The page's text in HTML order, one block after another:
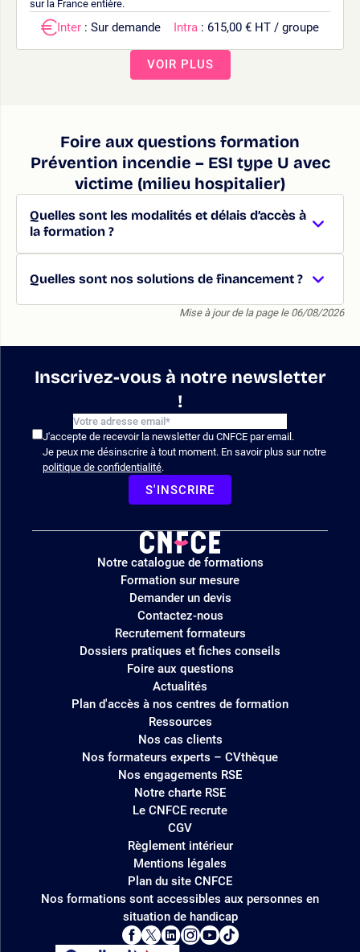
sur la France entière.
Inter : Sur demande Intra : 615,00 € HT / groupe
VOIR PLUS
Foire aux questions formation
Prévention incendie – ESI type U avec
victime (milieu hospitalier)
Quelles sont les modalités et délais d’accès à
la formation ?
Quelles sont nos solutions de financement ?
Mise à jour de la page le 06/08/2026
Inscrivez-vous à notre newsletter
!
J'accepte de recevoir la newsletter du CNFCE par email.
Je peux me désinscrire à tout moment. En savoir plus sur notre
politique de confidentialité.
S'INSCRIRE
Logo
site
Notre catalogue de formations
Formation sur mesure
Demander un devis
Contactez-nous
Recrutement formateurs
Dossiers pratiques et fiches conseils
Foire aux questions
Actualités
Plan d'accès à nos centres de formation
Ressources
Nos cas clients
Nos formateurs experts – CVthèque
Nos engagements RSE
Notre charte RSE
Le CNFCE recrute
CGV
Règlement intérieur
Mentions légales
Plan du site CNFCE
Nos formations sont accessibles aux personnes en
situation de handicap